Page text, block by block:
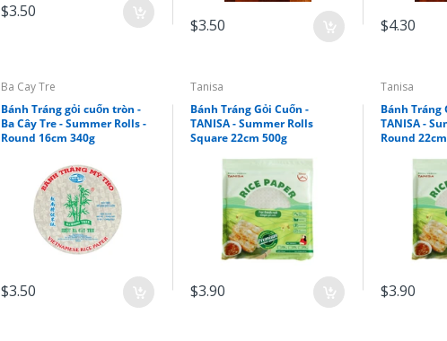
$3.50
$3.50 $4.30
Ba Cay Tre
Bánh Tráng gỏi cuốn tròn -
Ba Cây Tre - Summer Rolls -
Round 16cm 340g
$3.50
Tanisa
Bánh Tráng Gỏi Cuốn -
TANISA - Summer Rolls
Square 22cm 500g
$3.90
Tanisa
Bánh Tráng
TANISA -
Round
$3.90